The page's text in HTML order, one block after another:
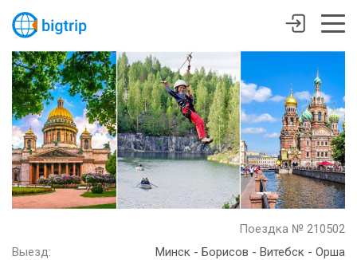
Поездка № 210502
Выезд:
Минск - Борисов - Витебск - Орша